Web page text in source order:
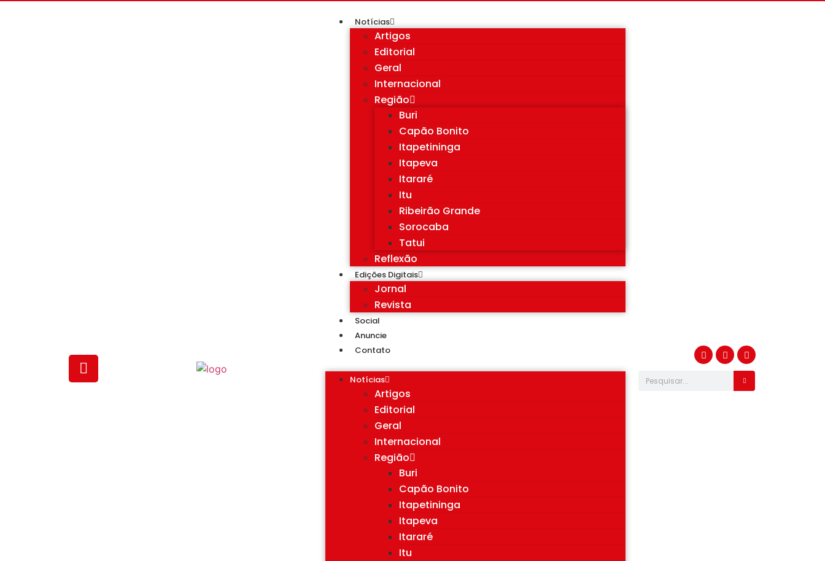
Notícias
Artigos
Editorial
Geral
Internacional
Região
Buri
Capão Bonito
Itapetininga
Itapeva
Itararé
Itu
Ribeirão Grande
Sorocaba
Tatui
Reflexão
Edições Digitais
Jornal
Revista
Social
Anuncie
Contato
Notícias
Artigos
Editorial
Geral
Internacional
Região
Buri
Capão Bonito
Itapetininga
Itapeva
Itararé
Itu